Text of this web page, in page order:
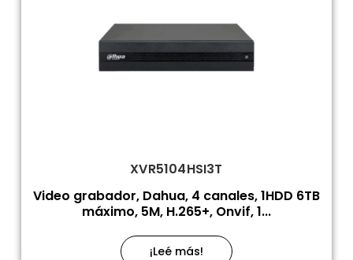
XVR5104HSI3T
Video grabador, Dahua, 4 canales, 1HDD 6TB
máximo, 5M, H.265+, Onvif, 1...
¡Leé más!